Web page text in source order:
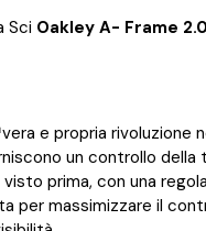
Sci Oakley A- Frame 2.0
vera e propria rivoluzione
un controllo della
prima, con una
per massimizzare il